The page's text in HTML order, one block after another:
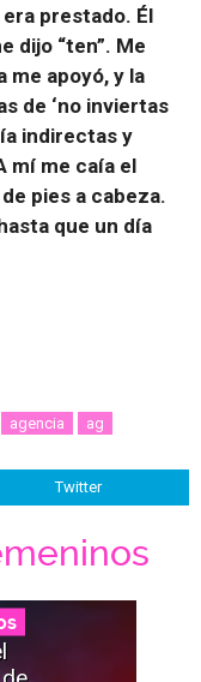
prestado. Él
dijo “ten”. Me
me apoyó, y la
de ‘no inviertas
indirectas y
mí me caía el
pies a cabeza.
que un día
agencia ag
Twitter